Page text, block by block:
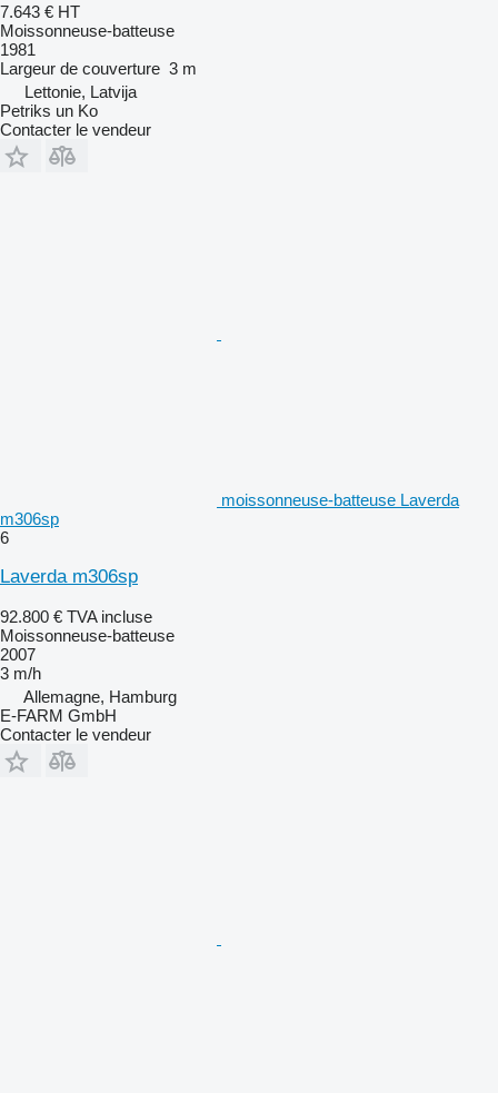
7.643 € HT
Moissonneuse-batteuse
1981
Largeur de couverture 3 m
Lettonie, Latvija
Petriks un Ko
Contacter le vendeur
moissonneuse-batteuse Laverda
m306sp
6
Laverda m306sp
92.800 € TVA incluse
Moissonneuse-batteuse
2007
3 m/h
Allemagne, Hamburg
E-FARM GmbH
Contacter le vendeur